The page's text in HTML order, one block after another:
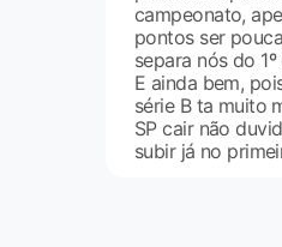
campeonato,
pontos ser
separa nós do 1º
E ainda bem,
série B ta muito
SP cair não
subir já no